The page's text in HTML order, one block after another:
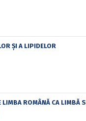
ȘI A LIPIDELOR
ROMÂNĂ CA LIMBĂ